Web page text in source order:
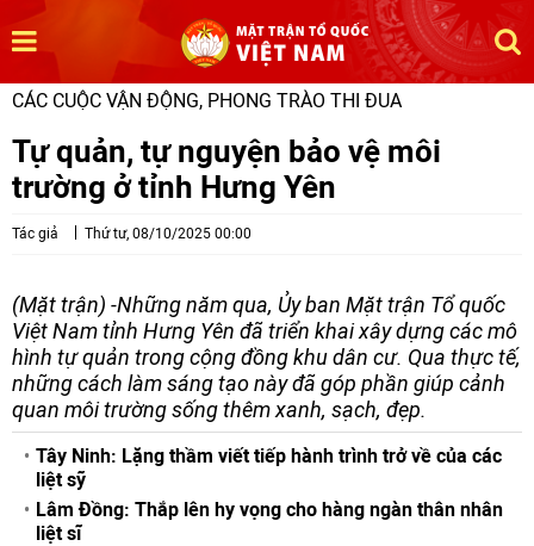
CÁC CUỘC VẬN ĐỘNG, PHONG TRÀO THI ĐUA
Tự quản, tự nguyện bảo vệ môi
trường ở tỉnh Hưng Yên
Tác giả Thứ tư, 08/10/2025 00:00
(Mặt trận) -Những năm qua, Ủy ban Mặt trận Tổ quốc
Việt Nam tỉnh Hưng Yên đã triển khai xây dựng các mô
hình tự quản trong cộng đồng khu dân cư. Qua thực tế,
những cách làm sáng tạo này đã góp phần giúp cảnh
quan môi trường sống thêm xanh, sạch, đẹp.
Tây Ninh: Lặng thầm viết tiếp hành trình trở về của các
liệt sỹ
Lâm Đồng: Thắp lên hy vọng cho hàng ngàn thân nhân
liệt sĩ